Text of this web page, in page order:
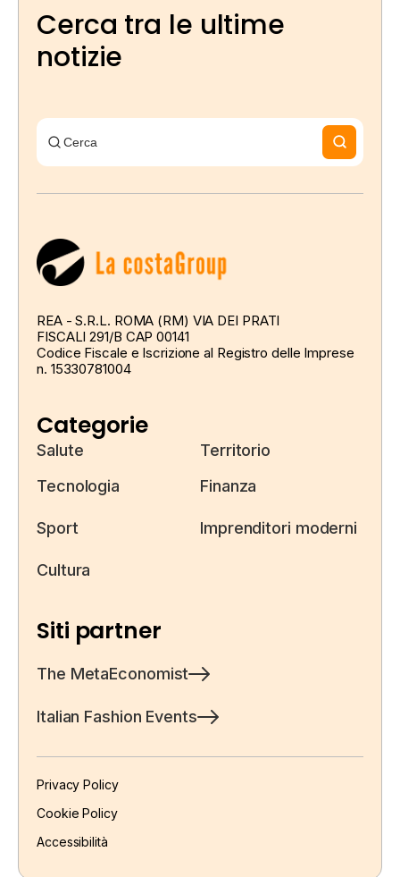
Cerca tra le ultime
notizie
REA - S.R.L. ROMA (RM) VIA DEI PRATI
FISCALI 291/B CAP 00141
Codice Fiscale e Iscrizione al Registro delle Imprese
n. 15330781004
Categorie
Salute
Tecnologia
Sport
Cultura
Territorio
Finanza
Imprenditori moderni
Siti partner
The MetaEconomist
Italian Fashion Events
Privacy Policy
Cookie Policy
Accessibilità